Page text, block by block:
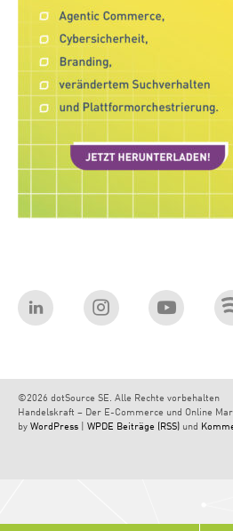
©2026 dotSource SE. Alle Rechte vorbehalten
Handelskraft – Der E-Commerce und Online
by WordPress WPDE Beiträge (RSS) und